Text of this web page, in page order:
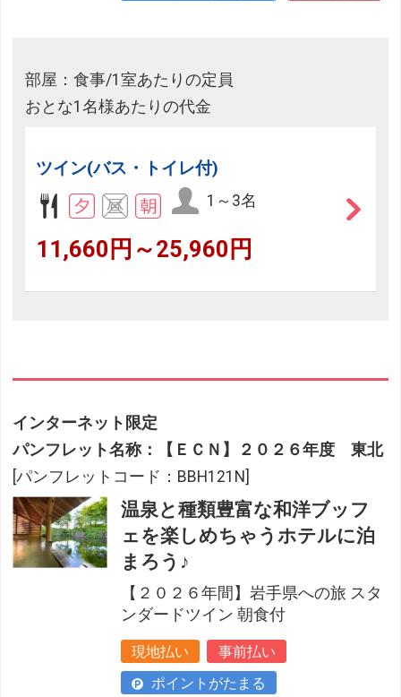
部屋：食事/1室あたりの定員
おとな1名様あたりの代金
ツイン(バス・トイレ付)
1～3名
11,660円～25,960円
インターネット限定
パンフレット名称：【ＥＣＮ】２０２６年度 東北
[パンフレットコード：BBH121N]
温泉と種類豊富な和洋ブッフ
ェを楽しめちゃうホテルに泊
まろう♪
【２０２６年間】岩手県への旅 スタ
ンダードツイン 朝食付
現地払い
事前払い
ポイントがたまる